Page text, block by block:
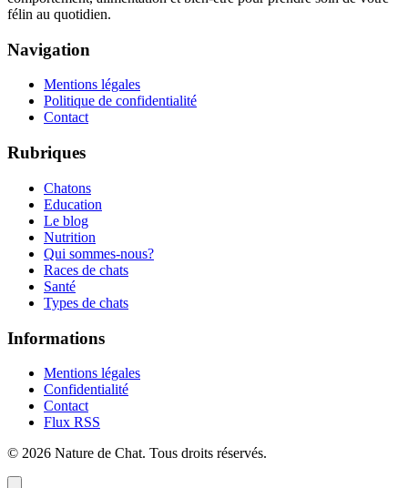
félin au quotidien.
Navigation
Mentions légales
Politique de confidentialité
Contact
Rubriques
Chatons
Education
Le blog
Nutrition
Qui sommes-nous?
Races de chats
Santé
Types de chats
Informations
Mentions légales
Confidentialité
Contact
Flux RSS
© 2026 Nature de Chat. Tous droits réservés.